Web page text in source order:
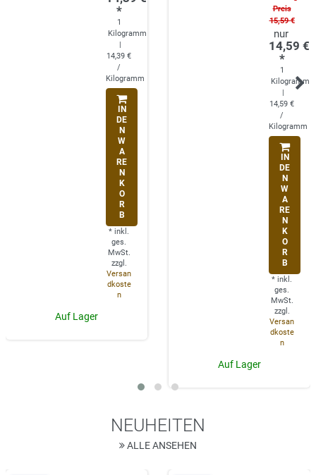
*
1
Kilogramm
14,39 €
/
Kilogramm
IN
DE
N
W
A
RE
N
K
O
R
B
* inkl.
ges.
MwSt.
zzgl.
Versan
dkoste
n
Auf Lager
Preis
15,59 €
14,59 €
*
1
Kilogramm
14,59 €
/
Kilogramm
IN
DE
N
W
A
RE
N
K
O
R
B
* inkl.
ges.
MwSt.
zzgl.
Versan
dkoste
n
Auf Lager
NEUHEITEN
ALLE ANSEHEN